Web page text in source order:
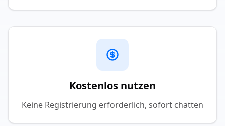
Kostenlos nutzen
Keine Registrierung erforderlich, sofort chatten